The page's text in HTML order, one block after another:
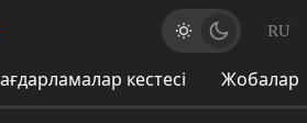
RU
кестесі Жобалар